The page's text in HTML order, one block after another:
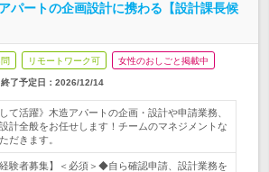
パートの企画設計に携わる【設計課長候
リモートワーク可 女性のおしごと掲載中
終了予定日： 2026/12/14
て活躍》木造アパートの企画・設計や申請業務、
計全般をお任せします！チームのマネジメントな
だきます。
経験者募集】＜必須＞◆自ら確認申請、設計業務を